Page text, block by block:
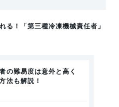
る！
「第三種冷凍機械責任者」
の難易度は意外と高く
法も解説！